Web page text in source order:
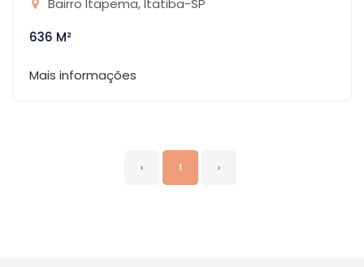
Bairro Itapema, Itatiba-SP
636 M²
Mais informações
‹ 1 ›